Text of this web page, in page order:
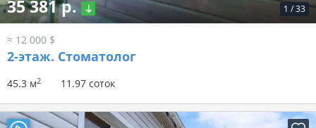
1 /33
35 381 р.
≈ 12 000 $
2-этаж. Стоматолог
45.3 м2 11.97 соток